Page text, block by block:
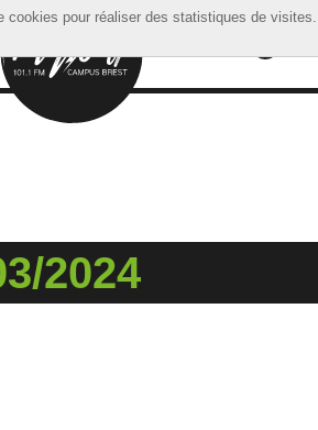
cookies pour réaliser des statistiques de visites.
cookies pour réaliser des statistiques de visites.
2024